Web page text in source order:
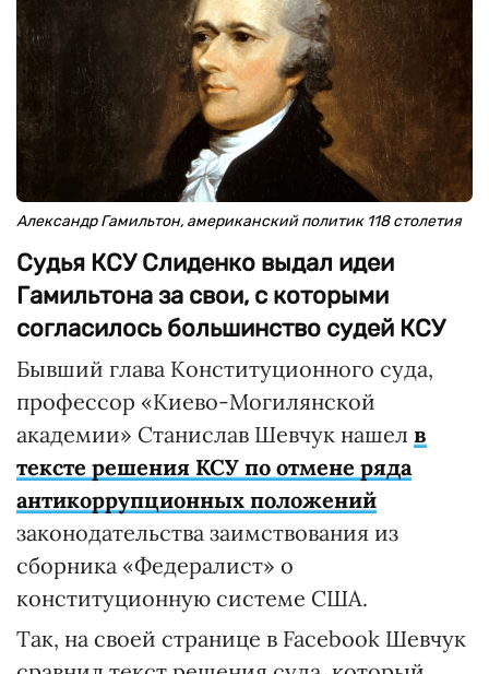
Александр Гамильтон, американский политик 118 столетия
Судья КСУ Слиденко выдал идеи
Гамильтона за свои, с которыми
согласилось большинство судей КСУ
Бывший глава Конституционного суда,
профессор «Киево-Могилянской
академии» Станислав Шевчук нашел в
тексте решения КСУ по отмене ряда
антикоррупционных положений
законодательства заимствования из
сборника «Федералист» о
конституционную системе США.
Так, на своей странице в Facebook Шевчук